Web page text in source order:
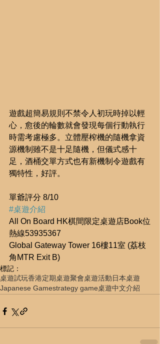
遊戲超簡易規則不禁令人初玩時掉以輕
心，愈後的輪數就會發現每個行動執行
時需考慮極多。立體壓榨機的隨機拿資
源機制雖不是十足隨機，但儀式感十
足，酒桶交單方式也有新機制令遊戲有
獨特性，好評。
單爺評分 8/10
#桌遊介紹
All On Board HK棋間限定桌遊店Book位
熱線53935367
Global Gateway Tower 16樓11室 (荔枝
角MTR Exit B)
標記：
桌遊試玩香港定期桌遊聚會桌遊活動日本桌遊
Japanese Gamestrategy game桌遊中文介紹